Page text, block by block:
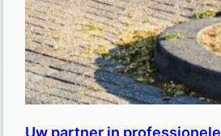
Uw partner in professionele